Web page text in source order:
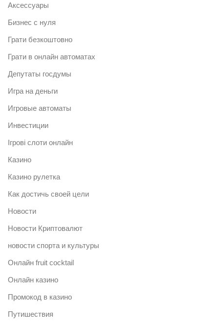
Аксессуары
Бизнес с нуля
Грати безкоштовно
Грати в онлайн автоматах
Депутаты госдумы
Игра на деньги
Игровые автоматы
Инвестиции
Ігрові слоти онлайн
Казино
Казино рулетка
Как достичь своей цели
Новости
Новости Криптовалют
новости спорта и культуры
Онлайн fruit cocktail
Онлайн казино
Промокод в казино
Путишествия